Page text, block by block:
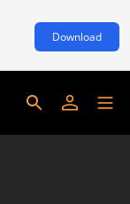
Download